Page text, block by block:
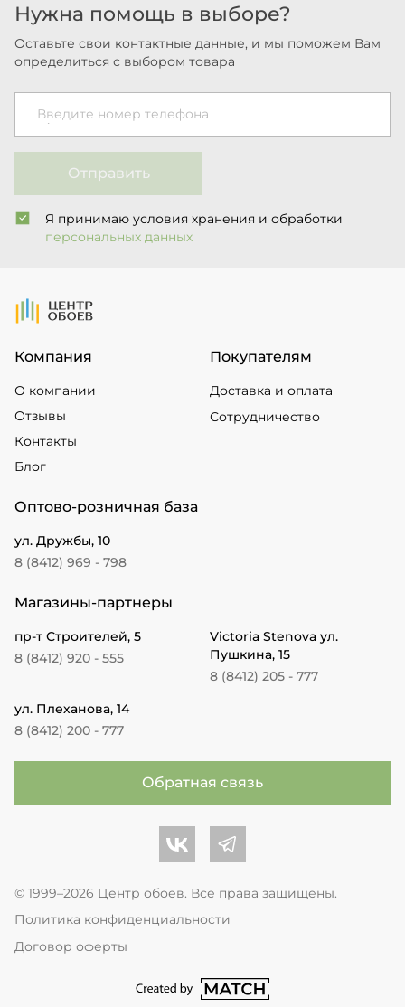
Нужна помощь в выборе?
Оставьте свои контактные данные, и мы поможем Вам
определиться с выбором товара
Введите номер телефона
Отправить
Я принимаю условия хранения и обработки
персональных данных
На Главную
Компания
О компании
Отзывы
Контакты
Блог
Покупателям
Доставка и оплата
Сотрудничество
Оптово-розничная база
ул. Дружбы, 10
8 (8412) 969 - 798
Магазины-партнеры
пр-т Строителей, 5
8 (8412) 920 - 555
Victoria Stenova ул.
Пушкина, 15
8 (8412) 205 - 777
ул. Плеханова, 14
8 (8412) 200 - 777
Обратная связь
Центр обоев во Вконтакте
Центр обоев в Телеграме
© 1999–2026 Центр обоев. Все права защищены.
Политика конфиденциальности
Договор оферты
перейти на сайт студии Match